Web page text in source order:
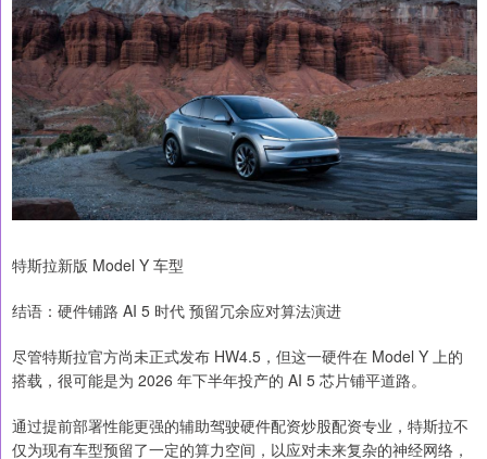
特斯拉新版 Model Y 车型
结语：硬件铺路 AI 5 时代 预留冗余应对算法演进
尽管特斯拉官方尚未正式发布 HW4.5，但这一硬件在 Model Y 上的
搭载，很可能是为 2026 年下半年投产的 AI 5 芯片铺平道路。
通过提前部署性能更强的辅助驾驶硬件配资炒股配资专业，特斯拉不
仅为现有车型预留了一定的算力空间，以应对未来复杂的神经网络，